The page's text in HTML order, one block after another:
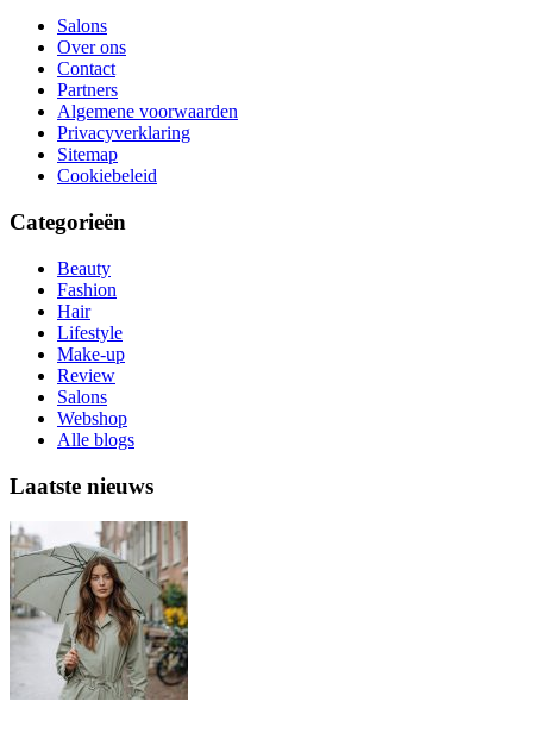
Salons
Over ons
Contact
Partners
Algemene voorwaarden
Privacyverklaring
Sitemap
Cookiebeleid
Categorieën
Beauty
Fashion
Hair
Lifestyle
Make-up
Review
Salons
Webshop
Alle blogs
Laatste nieuws